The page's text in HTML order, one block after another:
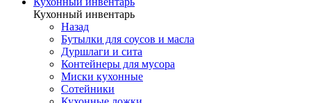
Кухонный инвентарь
Назад
Бутылки для соусов и масла
Дуршлаги и сита
Контейнеры для мусора
Миски кухонные
Сотейники